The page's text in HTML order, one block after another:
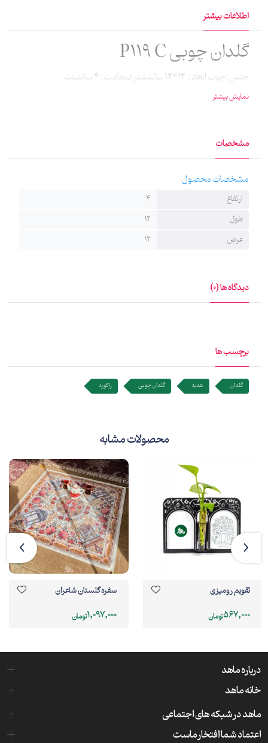
اطلاعات بیشتر
گلدان چوبی P119 C
جنس:چوب ابعاد : 12*12 سانتیمتر ضخامت: 4 سانتیمتر
نمایش بیشتر
مشخصات
مشخصات محصول
ارتفاع
4
طول
12
عرض
12
دیدگاه ها (0)
برچسب ها
گلدان هدیه گلدان چوبی راکورد
محصولات مشابه
تقویم رومیزی
567,000تومان
سفره گلستان شاعران
1,097,000تومان
درباره ماهد
خانه ماهد
ماهد در شبکه های اجتماعی
اعتماد شما افتخار ماست